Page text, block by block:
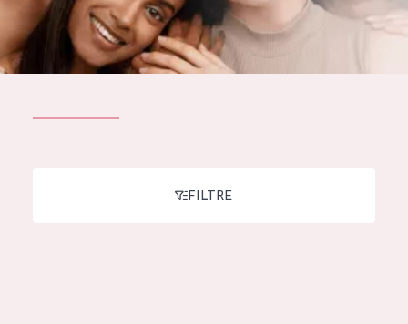
SOLUTIONS POUR LA PEAU
TOUS LES PRODUIT
À propos
Conseils Beauté
FILTRE